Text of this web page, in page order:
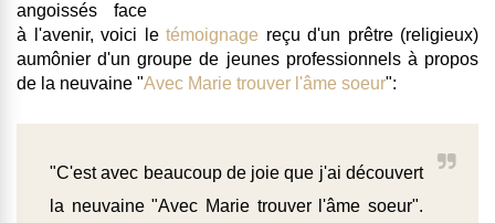
angoissés face
à l'avenir, voici le témoignage reçu d'un prêtre (religieux)
aumônier d'un groupe de jeunes professionnels à propos
de la neuvaine "Avec Marie trouver l'âme soeur":
"C'est avec beaucoup de joie que j'ai découvert
la neuvaine "Avec Marie trouver l'âme soeur".